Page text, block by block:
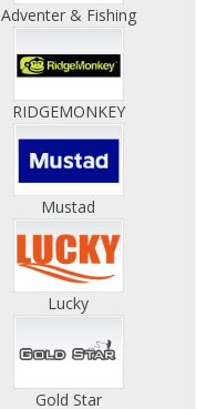
Adventer & Fishing
RIDGEMONKEY
Mustad
Lucky
Gold Star